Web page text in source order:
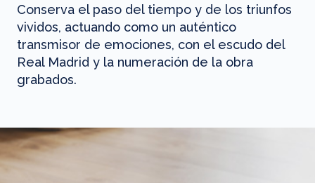
Conserva el paso del tiempo y de los triunfos
vividos, actuando como un auténtico
transmisor de emociones, con el escudo del
Real Madrid y la numeración de la obra
grabados.